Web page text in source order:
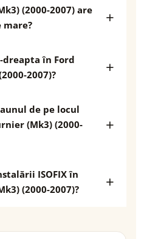
(2000-2007) are
dreapta în Ford
2007)?
de pe locul
(Mk3) (2000-
ISOFIX în
(2000-2007)?